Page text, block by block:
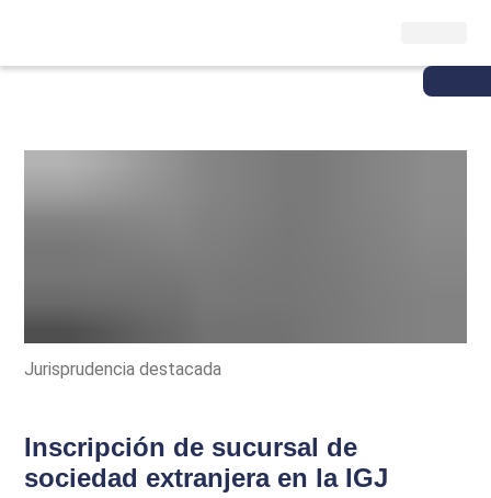
Jurisprudencia destacada
Inscripción de sucursal de
sociedad extranjera en la IGJ